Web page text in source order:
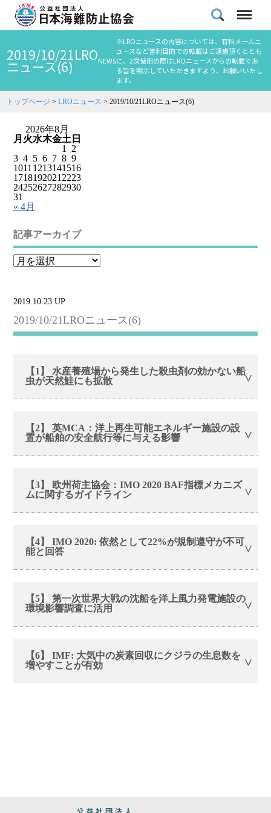
2019/10/21LRO
ニュース(6) NEWS
※LROニュースの内容については、有料メールニ
ュースなど営利目的での転載はご遠慮頂くととも
に、2次使用の際はLROニュースからの転載であ
る旨を明示していただきますよう、お願いいたし
ます。
トップページ >LROニュース >2019/10/21LROニュース(6)
2026年8月
月 火水木金土 日
1
2
3 4 5 6 7 8 9
1011 1213141516
1718192021 2223
24252627282930
31
« 4月
記事アーカイブ
2019.10.23 UP
2019/10/21LROニュース(6)
【1】 水産養殖場から発生した殺虫剤の効かない船
虫が天然鮭にも拡散
【2】 英MCA：洋上再生可能エネルギー施設の設
置が船舶の安全航行等に与える影響
【3】 欧州荷主協会：IMO 2020 BAF指標メカニズ
ムに関するガイドライン
【4】 IMO 2020: 依然として22%が規制遵守が不可
能と回答
【5】 第一次世界大戦の沈船を洋上風力発電施設の
環境影響調査に活用
【6】 IMF: 大気中の炭素回収にクジラの生息数を
増やすことが有効